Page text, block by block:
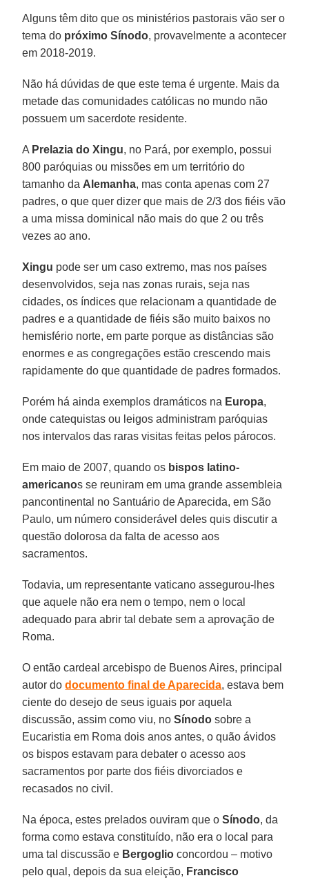
Alguns têm dito que os ministérios pastorais vão ser o
tema do próximo Sínodo, provavelmente a acontecer
em 2018-2019.
Não há dúvidas de que este tema é urgente. Mais da
metade das comunidades católicas no mundo não
possuem um sacerdote residente.
A Prelazia do Xingu, no Pará, por exemplo, possui
800 paróquias ou missões em um território do
tamanho da Alemanha, mas conta apenas com 27
padres, o que quer dizer que mais de 2/3 dos fiéis vão
a uma missa dominical não mais do que 2 ou três
vezes ao ano.
Xingu pode ser um caso extremo, mas nos países
desenvolvidos, seja nas zonas rurais, seja nas
cidades, os índices que relacionam a quantidade de
padres e a quantidade de fiéis são muito baixos no
hemisfério norte, em parte porque as distâncias são
enormes e as congregações estão crescendo mais
rapidamente do que quantidade de padres formados.
Porém há ainda exemplos dramáticos na Europa,
onde catequistas ou leigos administram paróquias
nos intervalos das raras visitas feitas pelos párocos.
Em maio de 2007, quando os bispos latino-
americanos se reuniram em uma grande assembleia
pancontinental no Santuário de Aparecida, em São
Paulo, um número considerável deles quis discutir a
questão dolorosa da falta de acesso aos
sacramentos.
Todavia, um representante vaticano assegurou-lhes
que aquele não era nem o tempo, nem o local
adequado para abrir tal debate sem a aprovação de
Roma.
O então cardeal arcebispo de Buenos Aires, principal
autor dodocumento final de Aparecida, estava bem
ciente do desejo de seus iguais por aquela
discussão, assim como viu, noSínodo sobre a
Eucaristia em Roma dois anos antes, o quão ávidos
os bispos estavam para debater o acesso aos
sacramentos por parte dos fiéis divorciados e
recasados no civil.
Na época, estes prelados ouviram que oSínodo, da
forma como estava constituído, não era o local para
uma tal discussão e Bergoglio concordou – motivo
pelo qual, depois da sua eleição, Francisco